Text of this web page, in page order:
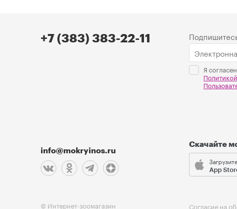
+7 (383) 383-22-11
info@mokryinos.ru
Я
Скачайте
App
© Интернет-зоомагазин
Согласие на